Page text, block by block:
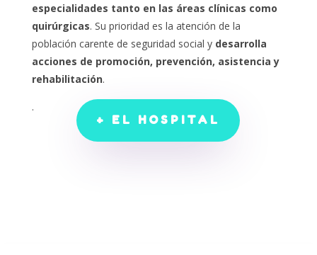
especialidades tanto en las áreas clínicas como
quirúrgicas. Su prioridad es la atención de la
población carente de seguridad social y desarrolla
acciones de promoción, prevención, asistencia y
rehabilitación.
.
+ EL HOSPITAL